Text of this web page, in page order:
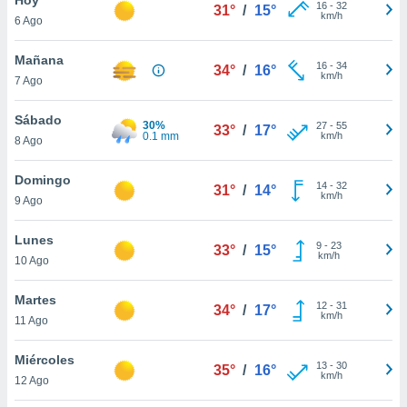
en
más
nuestra
de
cookies
aceptar
6 Ago
31° / 15° 16- 32
km/h
Mañana
7 Ago
34° / 16° 16- 34
km/h
Sábado
8 Ago
30%
0.1 mm
33° / 17° 27- 55
km/h
Domingo
9 Ago
31° / 14° 14- 32
km/h
Lunes
10 Ago
33° / 15° 9- 23
km/h
Martes
11 Ago
34° / 17° 12- 31
km/h
Miércoles
12 Ago
35° / 16° 13- 30
km/h